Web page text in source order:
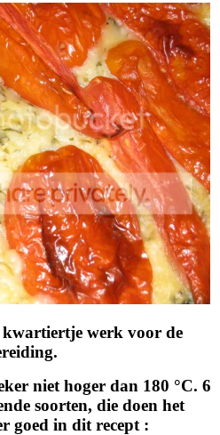
kwartiertje werk voor de
niet hoger dan 180 °C. 6
soorten, die doen het
goed in dit recept :